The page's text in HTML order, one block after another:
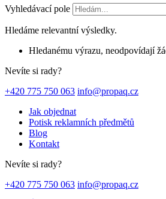
Vyhledávací pole
Hledáme relevantní výsledky.
Hledanému výrazu, neodpovídají
Nevíte si rady?
+420 775 750 063 info@propaq.cz
Jak objednat
Potisk reklamních předmětů
Blog
Kontakt
Nevíte si rady?
+420 775 750 063 info@propaq.cz